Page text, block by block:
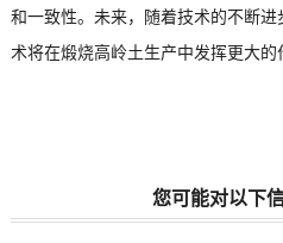
和一致性。未来，随着技术的不断
术将在煅烧高岭土生产中发挥更大的
您可能对以下